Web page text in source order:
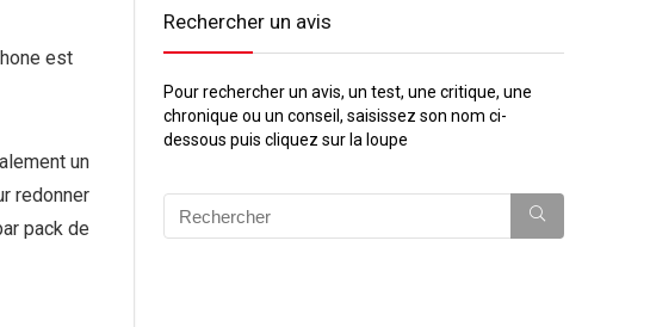
est
un
redonner
pack de
Rechercher un avis
Pour rechercher un avis, un test, une critique, une
chronique ou un conseil, saisissez son nom ci-
dessous puis cliquez sur la loupe